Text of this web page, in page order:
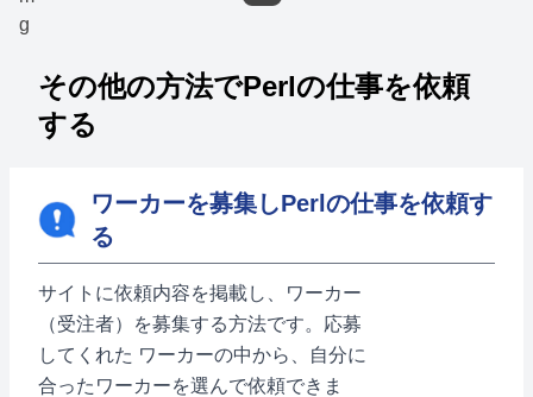
その他の方法でPerlの仕事を依頼
する
ワーカーを募集しPerlの仕事を依頼す
る
サイトに依頼内容を掲載し、ワーカー
（受注者）を募集する方法です。応募
してくれた ワーカーの中から、自分に
合ったワーカーを選んで依頼できま